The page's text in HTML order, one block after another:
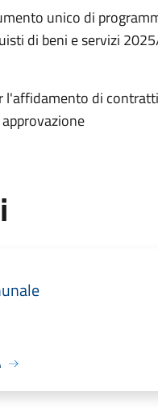
unico di
di beni e servizi
l'affidamento di